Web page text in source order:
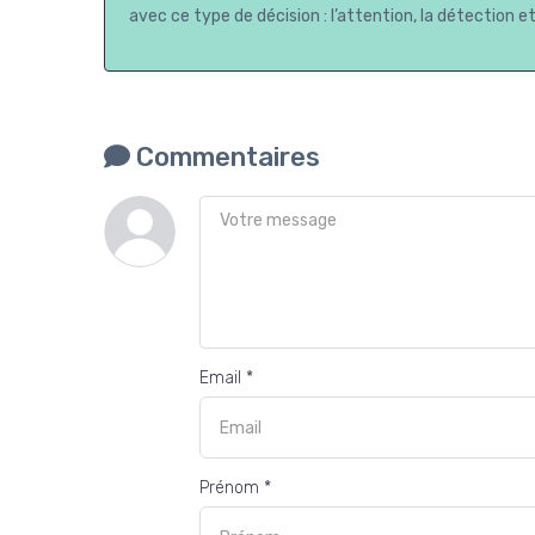
avec ce type de décision : l’attention, la détection
Commentaires
Email *
Prénom *